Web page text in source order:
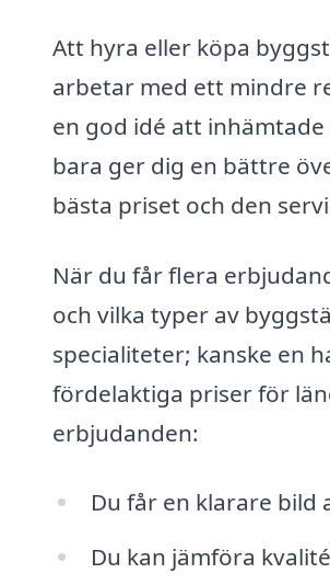
Att hyra eller köpa
arbetar med ett mindre
en god idé att
bara ger dig en bättre
bästa priset och den
När du får flera
och vilka typer av
specialiteter; kanske en
fördelaktiga priser för
erbjudanden:
Du får en klarare bild
Du kan jämföra